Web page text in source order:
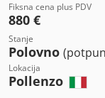
Fiksna cena plus PDV
880 €
Stanje
Polovno
Lokacija
Pollenzo